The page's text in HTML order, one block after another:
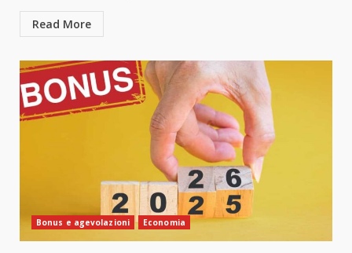
Read More
Bonus e agevolazioni Economia